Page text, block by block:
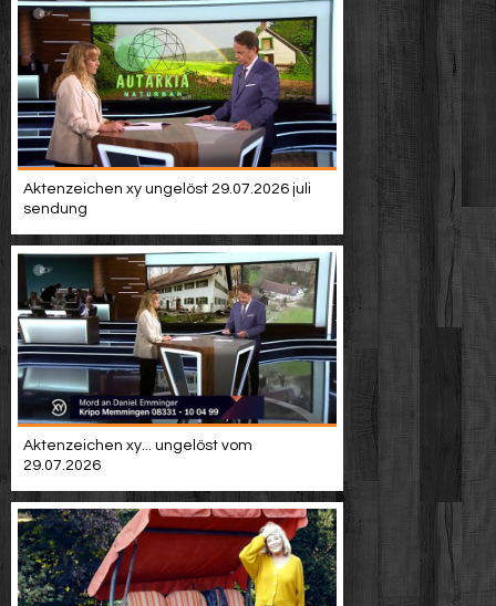
Aktenzeichen xy ungelöst 29.07.2026 juli
sendung
Aktenzeichen xy... ungelöst vom
29.07.2026